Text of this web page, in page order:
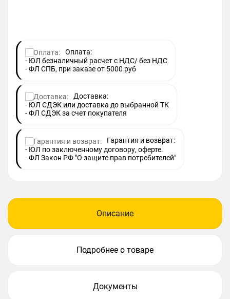
Оплата:
- ЮЛ безналичный расчет с НДС/ без НДС
- ФЛ СПБ, при заказе от 5000 руб
Доставка:
- ЮЛ СДЭК или доставка до выбранной ТК
- ФЛ СДЭК за счет покупателя
Гарантия и возврат:
- ЮЛ по заключенному договору, оферте.
- ФЛ Закон РФ "О защите прав потребителей"
Описание
Подробнее о товаре
Документы